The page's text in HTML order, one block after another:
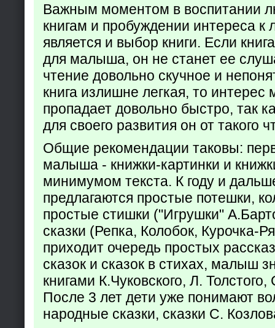
Важным моментом в воспитании
книгам и пробуждении интереса к
является и выбор книги. Если
для малыша, он не станет ее
чтение довольно скучное и
книга излишне легкая, то
пропадает довольно быстро, так
для своего развития он от такого
Общие рекомендации таковы:
малыша - книжки-картинки и
минимумом текста. К году и
предлагаются простые потешки,
простые стишки ("Игрушки"
сказки (Репка, Колобок, Курочка-
приходит очередь простых
сказок и сказок в стихах, малыш
книгами К.Чуковского, Л.
После 3 лет дети уже понимают
народные сказки, сказки С.